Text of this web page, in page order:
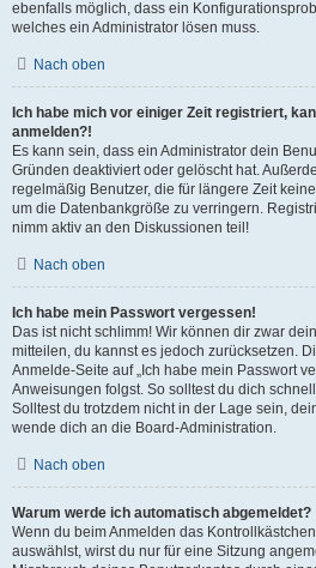
ebenfalls möglich, dass ein
welches ein Administrator lösen muss.
Nach oben
Ich habe mich vor einiger Zeit registriert,
anmelden?!
Es kann sein, dass ein Administrator dein
Gründen deaktiviert oder gelöscht hat.
regelmäßig Benutzer, die für längere Zeit
um die Datenbankgröße zu verringern.
nimm aktiv an den Diskussionen teil!
Nach oben
Ich habe mein Passwort vergessen!
Das ist nicht schlimm! Wir können dir zwar
mitteilen, du kannst es jedoch zurücksetzen.
Anmelde-Seite auf „Ich habe mein Passwort
Anweisungen folgst. So solltest du dich
Solltest du trotzdem nicht in der Lage sein,
wende dich an die Board-Administration.
Nach oben
Warum werde ich automatisch abgemeldet?
Wenn du beim Anmelden das
auswählst, wirst du nur für eine Sitzung